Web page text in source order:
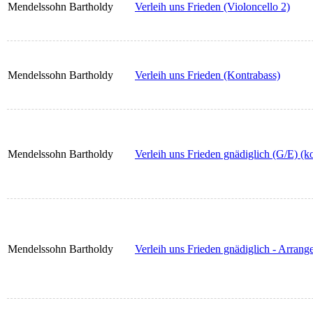
Mendelssohn Bartholdy Verleih uns Frieden (Violoncello 2)
Mendelssohn Bartholdy Verleih uns Frieden (Kontrabass)
Mendelssohn Bartholdy Verleih uns Frieden gnädiglich (G/E)
Mendelssohn Bartholdy Verleih uns Frieden gnädiglich -